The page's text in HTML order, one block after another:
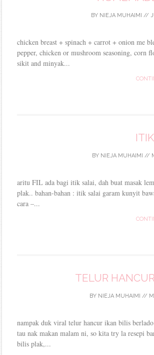
BY NIEJA MUHAIMI //
chicken breast + spinach + carrot + onion me
pepper, chicken or mushroom seasoning, corn
sikit and minyak...
BY NIEJA MUHAIMI //
aritu FIL ada bagi itik salai, dah buat masak
plak.. bahan-bahan : itik salai garam kunyit
cara –...
TELUR
BY NIEJA MUHAIMI //
nampak duk viral telur hancur ikan bilis
tau nak makan malam ni, so kita try la resepi
bilis plak,...